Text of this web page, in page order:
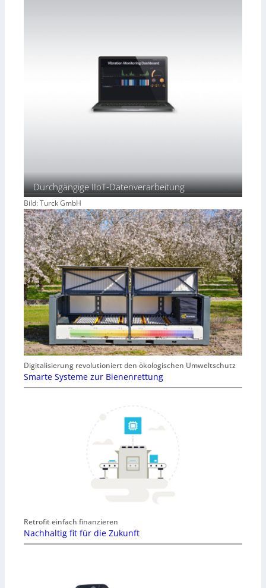
Durchgängige IIoT-Datenverarbeitung
Bild: Turck GmbH
Digitalisierung revolutioniert den ökologischen Umweltschutz
Smarte Systeme zur Bienenrettung
Retrofit einfach finanzieren
Nachhaltig fit für die Zukunft